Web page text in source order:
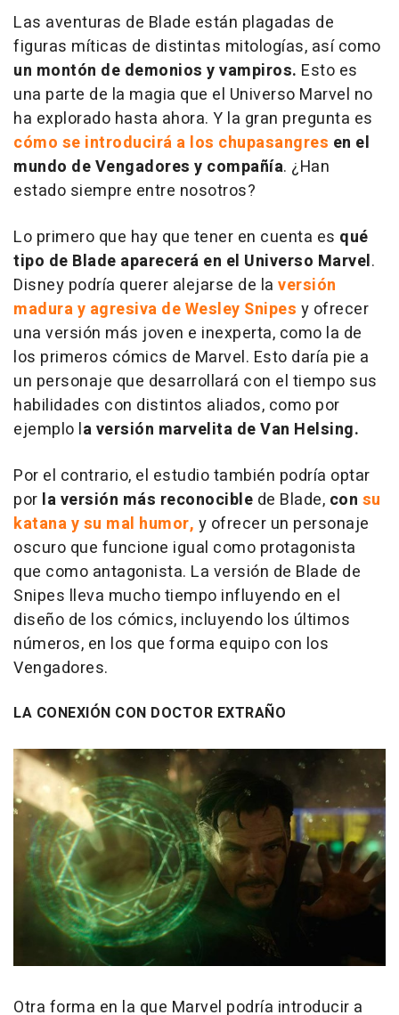
Las aventuras de Blade están plagadas de
figuras míticas de distintas mitologías, así como
un montón de demonios y vampiros. Esto es
una parte de la magia que el Universo Marvel no
ha explorado hasta ahora. Y la gran pregunta es
cómo se introducirá a los chupasangres en el
mundo de Vengadores y compañía. ¿Han
estado siempre entre nosotros?
Lo primero que hay que tener en cuenta es qué
tipo de Blade aparecerá en el Universo Marvel.
Disney podría querer alejarse de la versión
madura y agresiva de Wesley Snipes y ofrecer
una versión más joven e inexperta, como la de
los primeros cómics de Marvel. Esto daría pie a
un personaje que desarrollará con el tiempo sus
habilidades con distintos aliados, como por
ejemplo la versión marvelita de Van Helsing.
Por el contrario, el estudio también podría optar
por la versión más reconocible de Blade, con su
katana y su mal humor, y ofrecer un personaje
oscuro que funcione igual como protagonista
que como antagonista. La versión de Blade de
Snipes lleva mucho tiempo influyendo en el
diseño de los cómics, incluyendo los últimos
números, en los que forma equipo con los
Vengadores.
LA CONEXIÓN CON DOCTOR EXTRAÑO
Otra forma en la que Marvel podría introducir a